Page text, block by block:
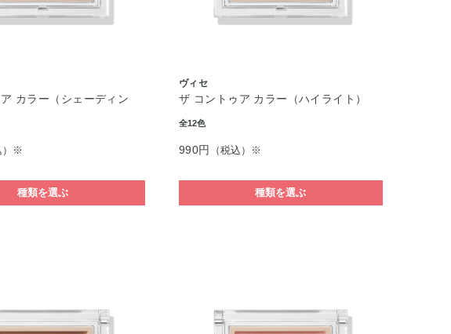
カラー（シェーディン
）※
種類を選ぶ
ヴィセ
ザ コントゥア カラー（ハイライト）
全12色
990円 （税込）※
種類を選ぶ